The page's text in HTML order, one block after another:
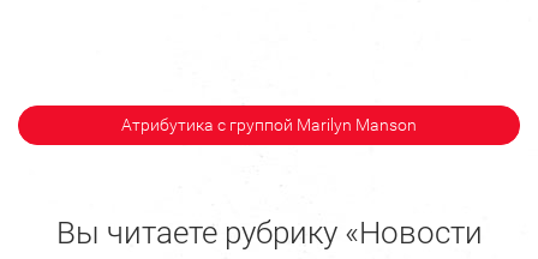
Атрибутика с группой Marilyn Manson
Вы читаете рубрику «Новости